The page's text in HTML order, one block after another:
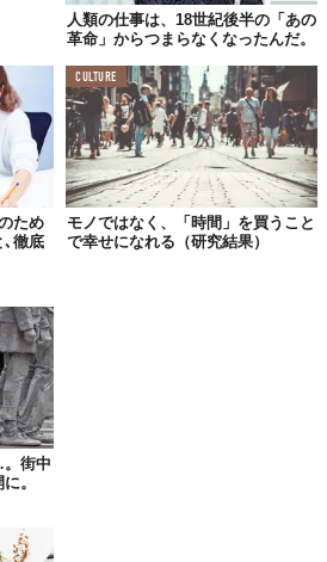
益を追求する個人間の自由な契約によ
のシステムにおいて、子どもを持つこ
たり莫大な時間と費用を捧げる「解約
を意味します。常に変化し、保障の薄
益よりも大きなリスクと拘束を伴う育
ある個人にとって「割に合わない投
です。
ィング
の成功が自分の子どものリソースを奪
は、親は常に競争のプレッシャーに晒
て、この終わりのない競争への参加は
牲にすることを意味し、それが多くの
る主因となっています。
は「稼ぐ能力」と直結します。育児と
人類の仕事は、18世紀後半の「あの
革命」からつまらなくなったんだ。
ため
､徹底
CULTURE
モノではなく、「時間」を買うこと
で幸せになれる（研究結果）
街中
。